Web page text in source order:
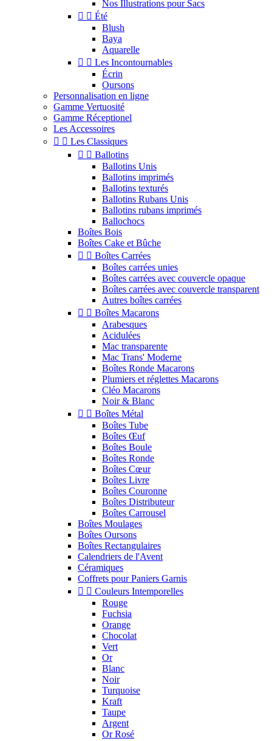
Nos Illustrations pour Sacs
  Été
Blush
Baya
Aquarelle
  Les Incontournables
Écrin
Oursons
Personnalisation en ligne
Gamme Vertuosité
Gamme Réceptionel
Les Accessoires
  Les Classiques
  Ballotins
Ballotins Unis
Ballotins imprimés
Ballotins texturés
Ballotins Rubans Unis
Ballotins rubans imprimés
Ballochocs
Boîtes Bois
Boîtes Cake et Bûche
  Boîtes Carrées
Boîtes carrées unies
Boîtes carrées avec couvercle opaque
Boîtes carrées avec couvercle transparent
Autres boîtes carrées
  Boîtes Macarons
Arabesques
Acidulées
Mac transparente
Mac Trans' Moderne
Boîtes Ronde Macarons
Plumiers et réglettes Macarons
Cléo Macarons
Noir & Blanc
  Boîtes Métal
Boîtes Tube
Boîtes Œuf
Boîtes Boule
Boîtes Ronde
Boîtes Cœur
Boîtes Livre
Boîtes Couronne
Boîtes Distributeur
Boîtes Carrousel
Boîtes Moulages
Boîtes Oursons
Boîtes Rectangulaires
Calendriers de l'Avent
Céramiques
Coffrets pour Paniers Garnis
  Couleurs Intemporelles
Rouge
Fuchsia
Orange
Chocolat
Vert
Or
Blanc
Noir
Turquoise
Kraft
Taupe
Argent
Or Rosé